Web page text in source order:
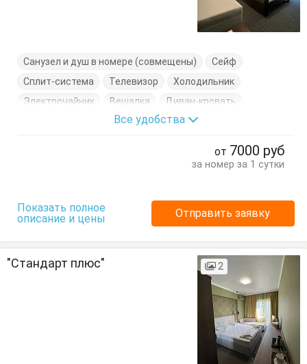
Санузел и душ в номере (совмещены)
Сейф
Сплит-система
Телевизор
Холодильник
Электрочайник
Вешалка
Диван-кровать
Журнальный столик
Кровати односпальные
Все удобства
от 7000 руб
за номер за 1 сутки
Показать полное
описание и цены
Отправить заявку
"Стандарт плюс" 2